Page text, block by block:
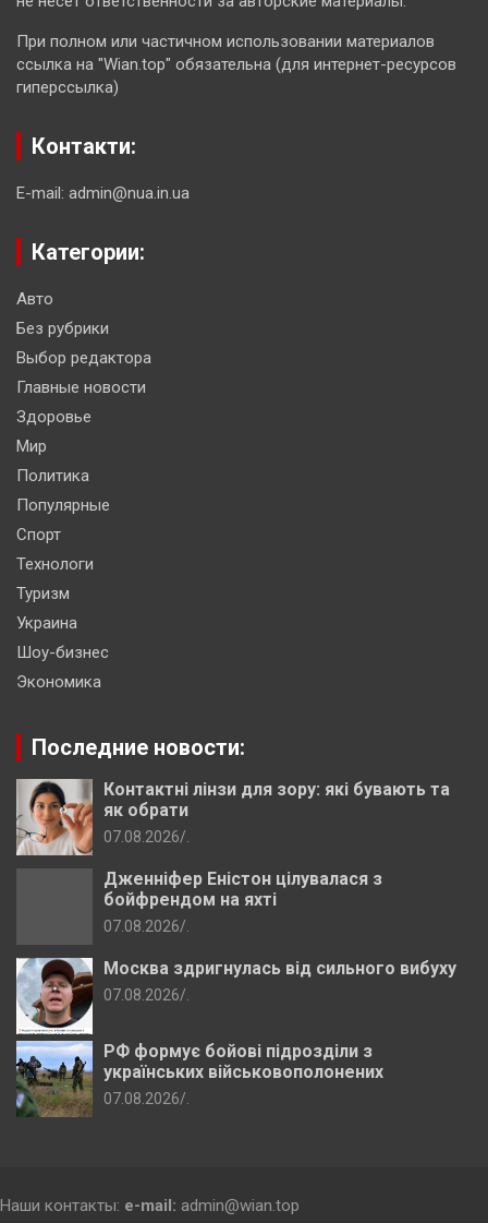
При полном или частичном использовании материалов
ссылка на "Wian.top" обязательна (для интернет-ресурсов
гиперссылка)
Контакти:
E-mail: admin@nua.in.ua
Категории:
Авто
Без рубрики
Выбор редактора
Главные новости
Здоровье
Мир
Политика
Популярные
Спорт
Технологи
Туризм
Украина
Шоу-бизнес
Экономика
Последние новости:
Контактні лінзи для зору: які бувають та
як обрати
07.08.2026
Дженніфер Еністон цілувалася з
бойфрендом на яхті
07.08.2026
Москва здригнулась від сильного вибуху
07.08.2026
РФ формує бойові підрозділи з
українських військовополонених
07.08.2026
Наши контакты: e-mail: admin@wian.top